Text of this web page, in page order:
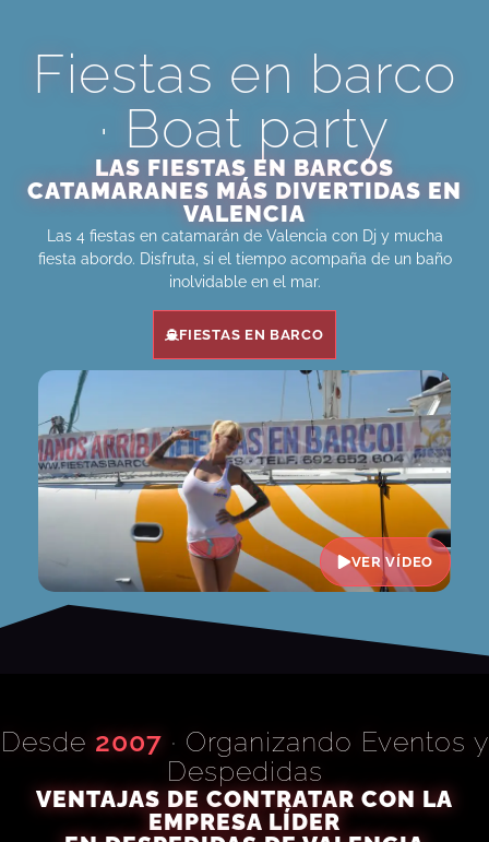
Fiestas en barco
· Boat party
LAS FIESTAS EN BARCOS
CATAMARANES MÁS DIVERTIDAS EN
VALENCIA
Las 4 fiestas en catamarán de Valencia con Dj y mucha
fiesta abordo. Disfruta, si el tiempo acompaña de un baño
inolvidable en el mar.
FIESTAS EN BARCO
VER VÍDEO
Desde 2007 · Organizando Eventos y
Despedidas
VENTAJAS DE CONTRATAR CON LA
EMPRESA LÍDER